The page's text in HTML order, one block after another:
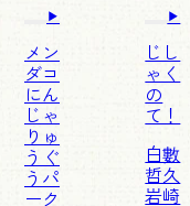
メン
ダコ
にん
じゃ
りゅ
うぐ
うパ
ーク
じし
ゃく
の
て！
白數
哲久
岩崎